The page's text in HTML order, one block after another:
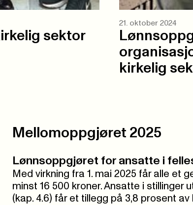
sektor
21. oktober 2024
kirkelig
Mellomoppgjøret 2025
Lønnsoppgjøret for ansatte i
Med virkning fra 1. mai 2025 får alle et
minst 16 500 kroner. Ansatte i stillinger
(kap. 4.6) får et tillegg på 3,8 prosent